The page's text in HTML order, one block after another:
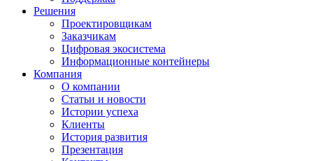
Решения
Проектировщикам
Заказчикам
Цифровая экосистема
Информационные контейнеры
Компания
О компании
Статьи и новости
Истории успеха
Клиенты
История развития
Презентация